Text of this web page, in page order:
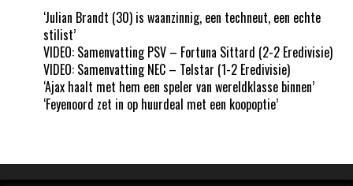
‘Julian Brandt (30) is waanzinnig, een techneut, een echte
stilist’
VIDEO: Samenvatting PSV – Fortuna Sittard (2-2 Eredivisie)
VIDEO: Samenvatting NEC – Telstar (1-2 Eredivisie)
‘Ajax haalt met hem een speler van wereldklasse binnen’
‘Feyenoord zet in op huurdeal met een koopoptie’